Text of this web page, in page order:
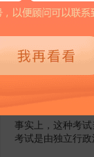
2619
一样的考试呢？
事实上，这种考
考试是由独立行政